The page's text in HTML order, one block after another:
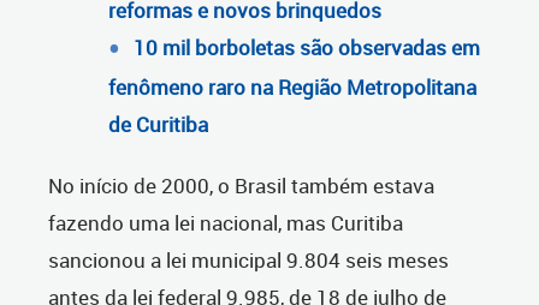
reformas e novos brinquedos
10 mil borboletas são observadas em
fenômeno raro na Região Metropolitana
de Curitiba
No início de 2000, o Brasil também estava
fazendo uma lei nacional, mas Curitiba
sancionou a lei municipal 9.804 seis meses
antes da lei federal 9.985, de 18 de julho de